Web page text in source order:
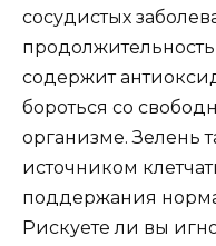
сосудистых
содержит
бороться со
организме. Зелень
источником
поддержания
Рискуете ли вы